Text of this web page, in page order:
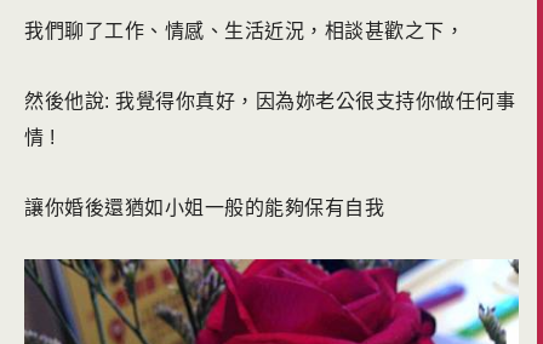
我們聊了工作、情感、生活近況，相談甚歡之下，
然後他說: 我覺得你真好，因為妳老公很支持你做任何事
情 !
讓你婚後還猶如小姐一般的能夠保有自我